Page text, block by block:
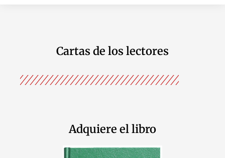
Cartas de los lectores
Adquiere el libro